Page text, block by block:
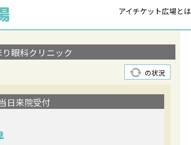
アイチケット広場とは
眼科クリニック
の状況
日来院受付